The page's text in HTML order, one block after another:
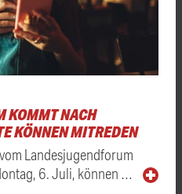
KOMMT NACH
KÖNNEN MITREDEN
Landesjugendforum
6. Juli, können …